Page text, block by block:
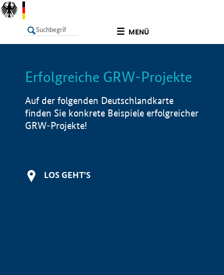
MENÜ
LISTE Info
Erfolgreiche GRW-Projekte
Auf der folgenden Deutschlandkarte
finden Sie konkrete Beispiele erfolgreicher
GRW-Projekte!
LOS GEHT'S